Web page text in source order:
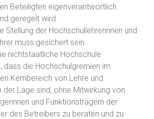
Beteiligten eigenverantwortlich
geregelt wird.
Stellung der Hochschullehrerinnen und
muss gesichert sein.
nichtstaatliche Hochschule
dass die Hochschulgremien im
Kernbereich von Lehre und
der Lage sind, ohne Mitwirkung von
und Funktionsträgern der
des Betreibers zu beraten und zu